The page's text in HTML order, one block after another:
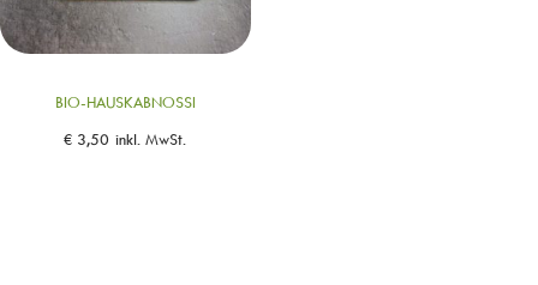
BIO-HAUSKABNOSSI
€ 3,50 inkl. MwSt.